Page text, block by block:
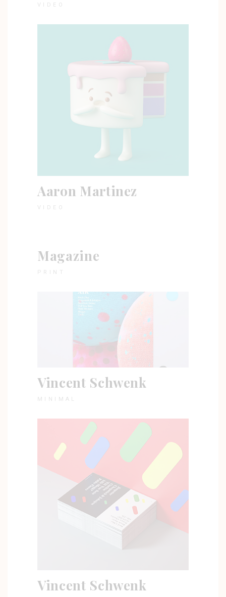
VIDEO
Aaron Martinez
VIDEO
Magazine
PRINT
Vincent Schwenk
MINIMAL
Vincent Schwenk